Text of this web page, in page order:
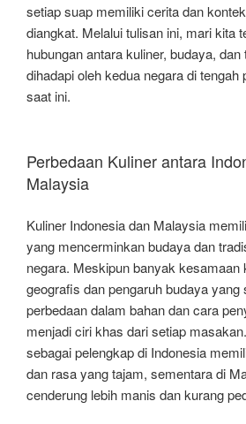
setiap suap memiliki cerita dan
diangkat. Melalui tulisan ini, mari kita
hubungan antara kuliner, budaya,
dihadapi oleh kedua negara di tengah
saat ini.
Perbedaan Kuliner antara
Malaysia
Kuliner Indonesia dan Malaysia
yang mencerminkan budaya dan
negara. Meskipun banyak kesamaan
geografis dan pengaruh budaya yang
perbedaan dalam bahan dan cara
menjadi ciri khas dari setiap
sebagai pelengkap di Indonesia
dan rasa yang tajam, sementara di
cenderung lebih manis dan kurang